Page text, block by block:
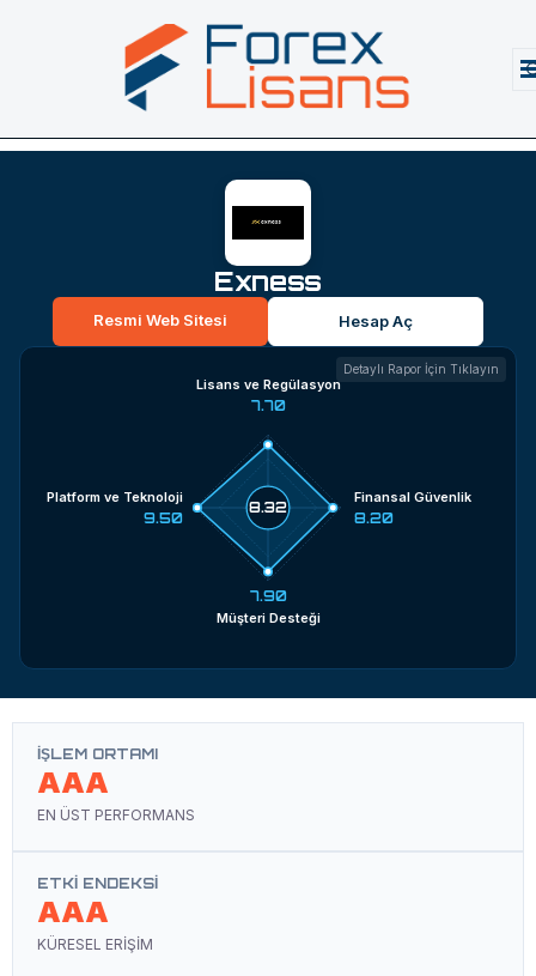
Exness
Resmi Web Sitesi Hesap Aç
Detaylı Rapor İçin Tıklayın
8.32
Lisans ve Regülasyon
7.70
Finansal Güvenlik
8.20
7.90
Müşteri Desteği
Platform ve Teknoloji
9.50
İŞLEM ORTAMI
AAA
EN ÜST PERFORMANS
ETKI ENDEKSI
AAA
KÜRESEL ERİŞİM